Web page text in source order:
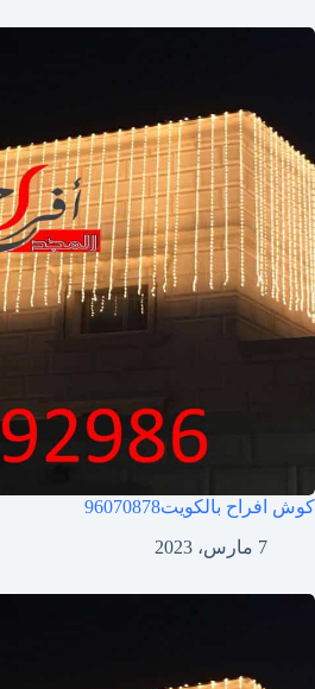
كوش افراح بالكويت96070878
7 مارس، 2023